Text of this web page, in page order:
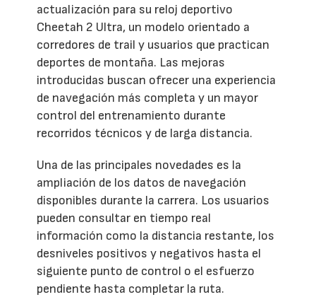
actualización para su reloj deportivo
Cheetah 2 Ultra, un modelo orientado a
corredores de trail y usuarios que practican
deportes de montaña. Las mejoras
introducidas buscan ofrecer una experiencia
de navegación más completa y un mayor
control del entrenamiento durante
recorridos técnicos y de larga distancia.
Una de las principales novedades es la
ampliación de los datos de navegación
disponibles durante la carrera. Los usuarios
pueden consultar en tiempo real
información como la distancia restante, los
desniveles positivos y negativos hasta el
siguiente punto de control o el esfuerzo
pendiente hasta completar la ruta.